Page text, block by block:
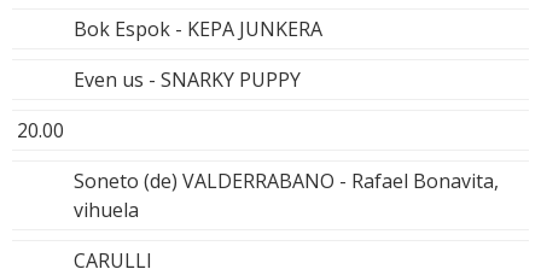
Bok Espok - KEPA JUNKERA
Even us - SNARKY PUPPY
20.00
Soneto (de) VALDERRABANO - Rafael Bonavita,
vihuela
CARULLI